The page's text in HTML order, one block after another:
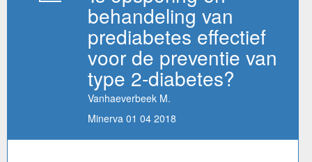
behandeling van
prediabetes effectief
voor de preventie van
type 2-diabetes?
Vanhaeverbeek M.
Minerva 01 04 2018